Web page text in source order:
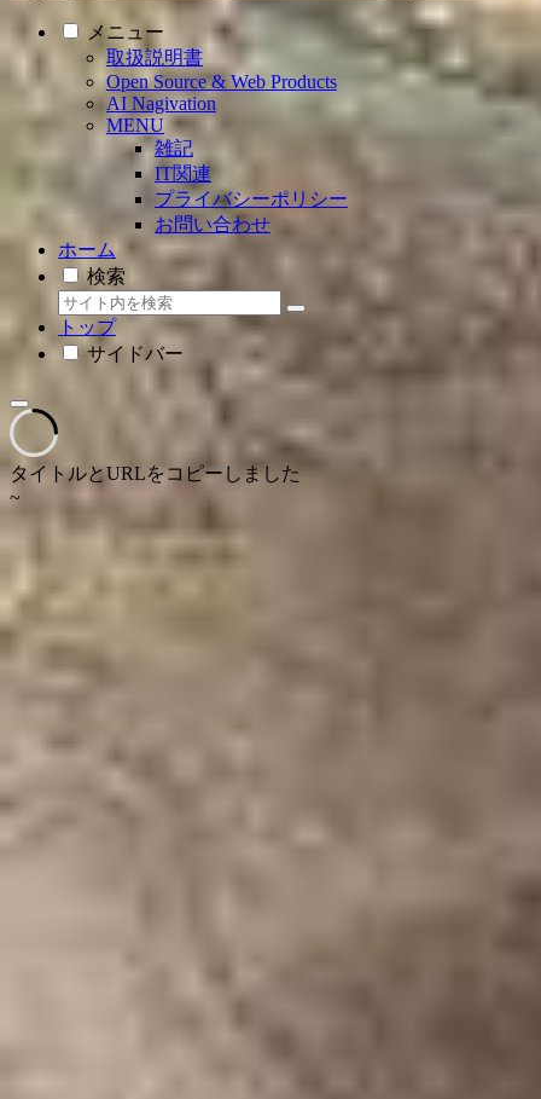
メニュー
取扱説明書
Open Source & Web Products
AI Nagivation
MENU
雑記
IT関連
プライバシーポリシー
お問い合わせ
ホーム
検索
トップ
サイドバー
タイトルとURLをコピーしました
~